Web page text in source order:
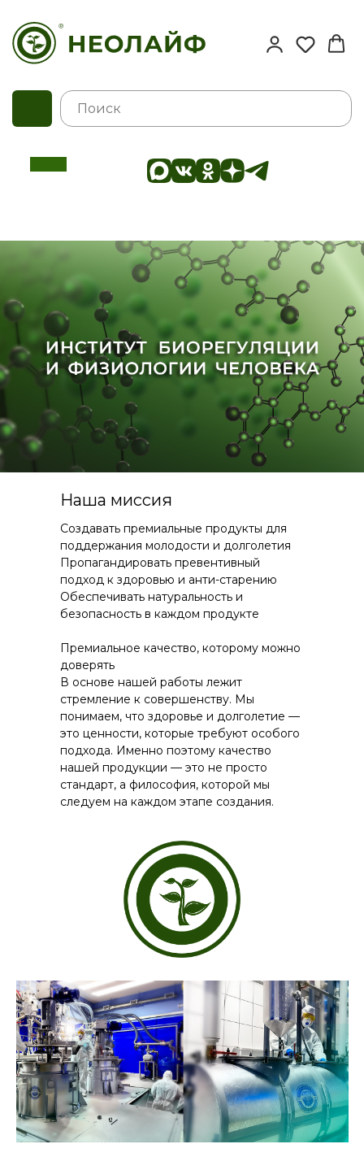
Создавать премиальные продукты для
поддержания молодости и долголетия
Пропагандировать превентивный
подход к здоровью и анти-старению
Обеспечивать натуральность и
безопасность в каждом продукте
Премиальное качество, которому можно
доверять
В основе нашей работы лежит
стремление к совершенству. Мы
понимаем, что здоровье и долголетие —
это ценности, которые требуют особого
подхода. Именно поэтому качество
нашей продукции — это не просто
стандарт, а философия, которой мы
следуем на каждом этапе создания.
Наша миссия